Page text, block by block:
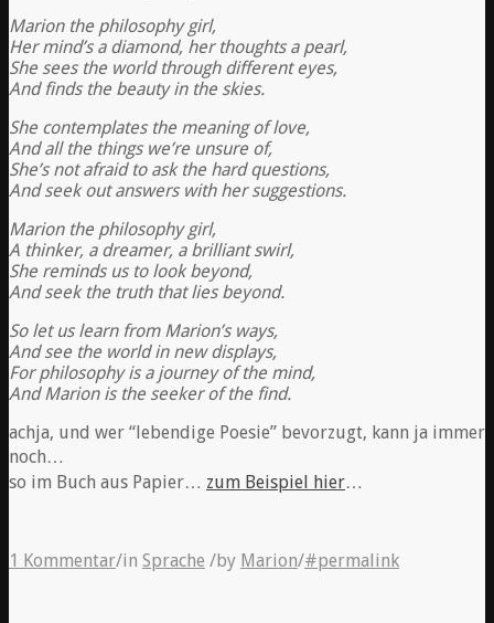
Marion the philosophy girl,
Her mind’s a diamond, her thoughts a pearl,
She sees the world through different eyes,
And finds the beauty in the skies.
She contemplates the meaning of love,
And all the things we’re unsure of,
She’s not afraid to ask the hard questions,
And seek out answers with her suggestions.
Marion the philosophy girl,
A thinker, a dreamer, a brilliant swirl,
She reminds us to look beyond,
And seek the truth that lies beyond.
So let us learn from Marion’s ways,
And see the world in new displays,
For philosophy is a journey of the mind,
And Marion is the seeker of the find.
achja, und wer “lebendige Poesie” bevorzugt, kann ja immer
noch…
so im Buch aus Papier… zum Beispiel hier…
1 Kommentar/in Sprache /by Marion/#permalink